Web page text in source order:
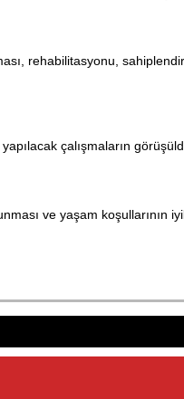
rehabilitasyonu,
çalışmaların
ve yaşam